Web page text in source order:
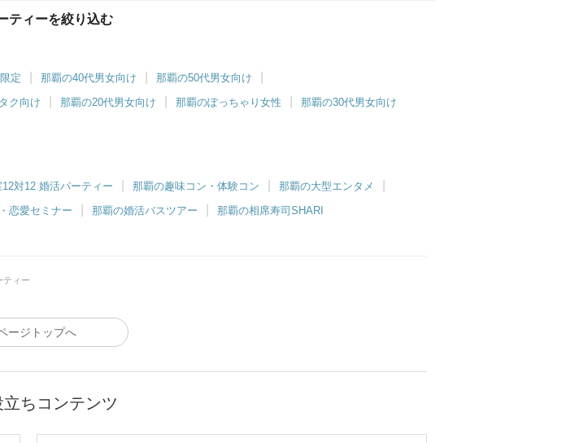
ティーを絞り込む
定 那覇の40代男女向け
那覇の50代男女向け
ク向け 那覇の20代男女向け 那覇のぽっちゃり女性 那覇の30代男女向け
対12 婚活パーティー 那覇の趣味コン・体験コン
那覇の大型エンタメ
恋愛セミナー 那覇の婚活バスツアー 那覇の相席寿司SHARI
ティー
ージトップへ
ちコンテンツ